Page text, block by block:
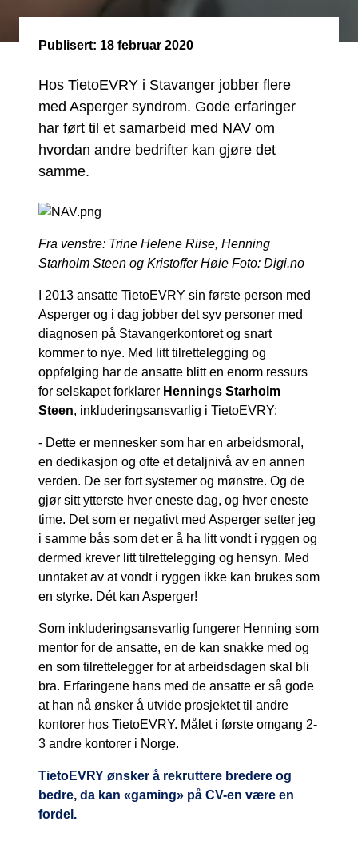
Publisert: 18 februar 2020
Hos TietoEVRY i Stavanger jobber flere
med Asperger syndrom. Gode erfaringer
har ført til et samarbeid med NAV om
hvordan andre bedrifter kan gjøre det
samme.
Fra venstre: Trine Helene Riise, Henning
Starholm Steen og Kristoffer Høie Foto: Digi.no
I 2013 ansatte TietoEVRY sin første person med
Asperger og i dag jobber det syv personer med
diagnosen på Stavangerkontoret og snart
kommer to nye. Med litt tilrettelegging og
oppfølging har de ansatte blitt en enorm ressurs
for selskapet forklarer Hennings Starholm
Steen, inkluderingsansvarlig i TietoEVRY:
- Dette er mennesker som har en arbeidsmoral,
en dedikasjon og ofte et detaljnivå av en annen
verden. De ser fort systemer og mønstre. Og de
gjør sitt ytterste hver eneste dag, og hver eneste
time. Det som er negativt med Asperger setter jeg
i samme bås som det er å ha litt vondt i ryggen og
dermed krever litt tilrettelegging og hensyn. Med
unntaket av at vondt i ryggen ikke kan brukes som
en styrke. Dét kan Asperger!
Som inkluderingsansvarlig fungerer Henning som
mentor for de ansatte, en de kan snakke med og
en som tilrettelegger for at arbeidsdagen skal bli
bra. Erfaringene hans med de ansatte er så gode
at han nå ønsker å utvide prosjektet til andre
kontorer hos TietoEVRY. Målet i første omgang 2-
3 andre kontorer i Norge.
TietoEVRY ønsker å rekruttere bredere og
bedre, da kan «gaming» på CV-en være en
fordel.